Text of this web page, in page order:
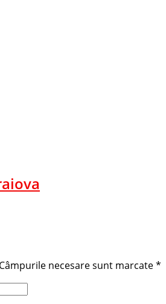
Câmpurile necesare sunt marcate*